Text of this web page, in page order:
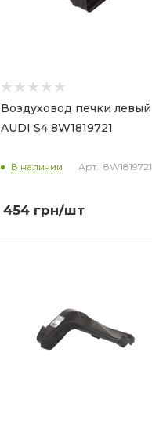
Воздуховод печки левый
AUDI S4 8W1819721
В наличии Арт.: 8W1819721
454 грн/шт